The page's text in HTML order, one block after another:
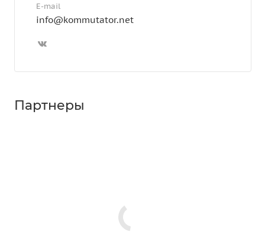
E-mail
info@kommutator.net
Партнеры